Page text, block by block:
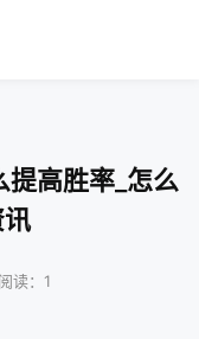
高胜率_怎么
读：1